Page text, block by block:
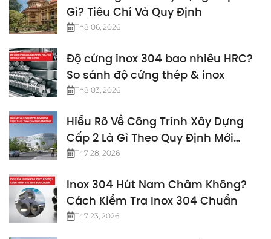
Gì? Tiêu Chí Và Quy Định
Th8 06, 2026
Độ cứng inox 304 bao nhiêu HRC?
So sánh độ cứng thép & inox
Th8 03, 2026
Hiểu Rõ Về Công Trình Xây Dựng
Cấp 2 Là Gì Theo Quy Định Mới
Nhất
Th7 28, 2026
Inox 304 Hút Nam Châm Không?
Cách Kiểm Tra Inox 304 Chuẩn
Th7 23, 2026